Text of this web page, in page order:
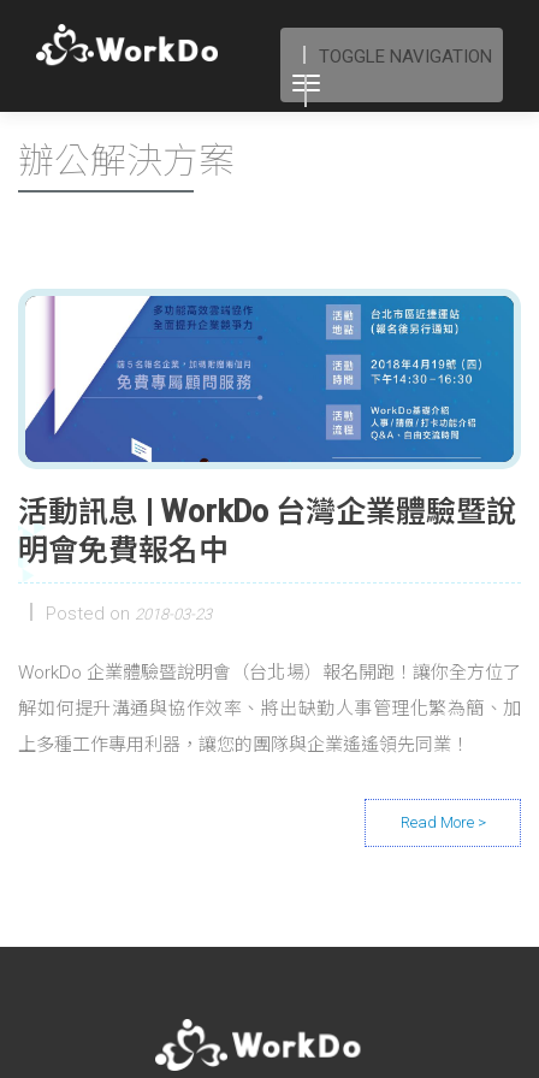
TOGGLE NAVIGATION
辦公解決方案
活動訊息 | WorkDo 台灣企業體驗暨說
明會免費報名中
Posted on 2018-03-23
WorkDo 企業體驗暨說明會（台北場）報名開跑！讓你全方位了
解如何提升溝通與協作效率、將出缺勤人事管理化繁為簡、加
上多種工作專用利器，讓您的團隊與企業遙遙領先同業！
Posts navigation